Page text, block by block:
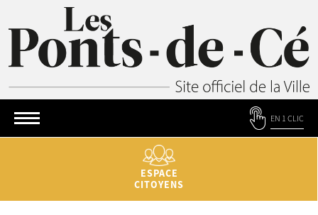
EN 1 CLIC
ESPACE
CITOYENS